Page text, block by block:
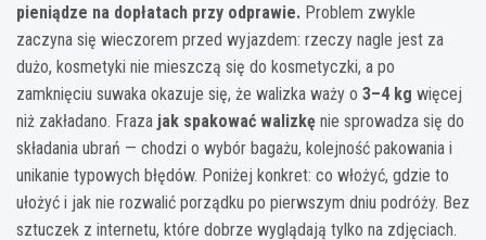
pieniądze na dopłatach przy odprawie. Problem zwykle
zaczyna się wieczorem przed wyjazdem: rzeczy nagle jest za
dużo, kosmetyki nie mieszczą się do kosmetyczki, a po
zamknięciu suwaka okazuje się, że walizka waży o 3–4 kg więcej
niż zakładano. Fraza jak spakować walizkę nie sprowadza się do
składania ubrań — chodzi o wybór bagażu, kolejność pakowania i
unikanie typowych błędów. Poniżej konkret: co włożyć, gdzie to
ułożyć i jak nie rozwalić porządku po pierwszym dniu podróży. Bez
sztuczek z internetu, które dobrze wyglądają tylko na zdjęciach.